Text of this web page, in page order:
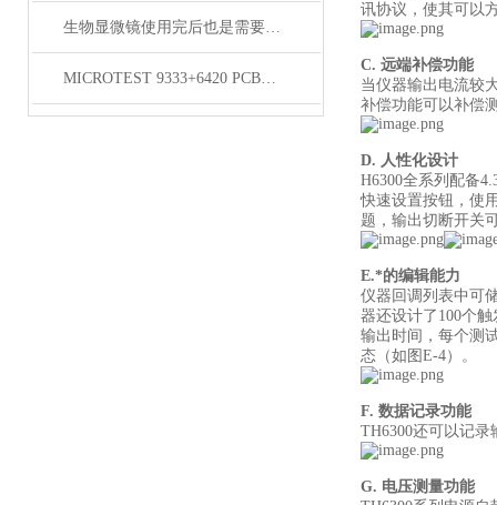
生物显微镜使用完后也是需要维护保养的
MICROTEST 9333+6420 PCB线圈微短路测试仪
讯协议，使其可以
C. 远端补偿功能
当仪器输出电流较
补偿功能可以补偿
D. 人性化设计
H6300全系列配备
快速设置按钮，使
题，输出切断开关
E.*的编辑能力
仪器回调列表中可
器还设计了100个
输出时间，每个测
态（如图E-4）。
F. 数据记录功能
TH6300还可以记
G. 电压测量功能